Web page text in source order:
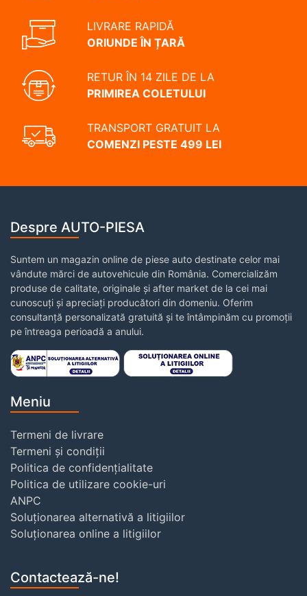
LIVRARE RAPIDĂ
ORIUNDE ÎN ȚARĂ
RETUR ÎN 14 ZILE DE LA
PRIMIREA COLETULUI
TRANSPORT GRATUIT LA
COMENZI PESTE 499 LEI
Despre AUTO-PIESA
Suntem un magazin online de piese auto destinate celor mai
vândute mărci de autovehicule din România. Comercializăm
produse de calitate, originale și after market de la cei mai
cunoscuți și apreciați producători din domeniu. Oferim
consultanță personalizată gratuită și te întâmpinăm cu promoții
pe întreaga perioadă a anului.
Meniu
Termeni de livrare
Termeni și condiții
Politica de confidențialitate
Politica de utilizare cookie-uri
ANPC
Soluționarea alternativă a litigiilor
Soluționarea online a litigiilor
Contactează-ne!